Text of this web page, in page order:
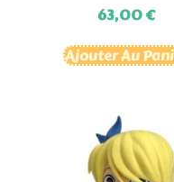
63,00€
Ajouter Au